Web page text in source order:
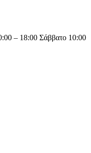
– 18:00 Σάββατο 10:00